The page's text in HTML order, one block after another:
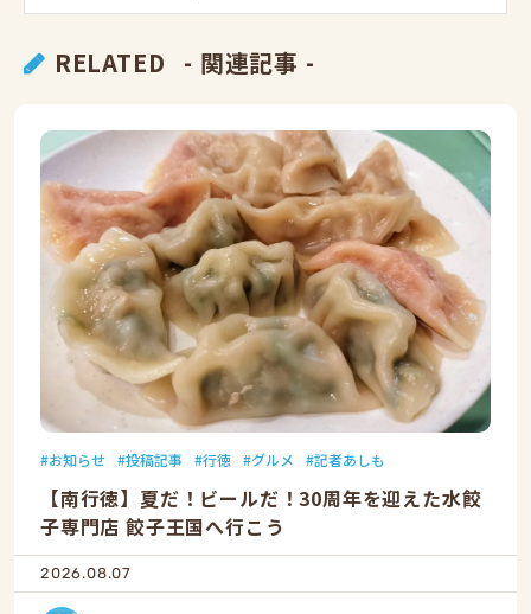
RELATED - 関連記事 -
お知らせ 投稿記事 行徳 グルメ 記者あしも
【南行徳】夏だ！ビールだ！30周年を迎えた水餃
子専門店 餃子王国へ行こう
2026.08.07